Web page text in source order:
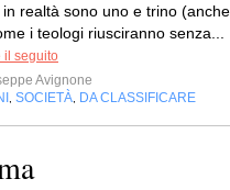
in realtà sono uno e trino (anche
i teologi riusciranno senza...
il seguito
Avignone
SOCIETÀ DA CLASSIFICARE